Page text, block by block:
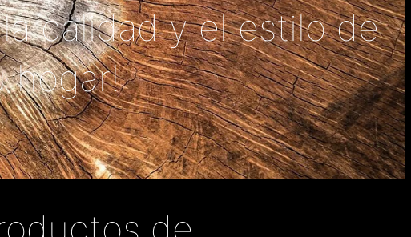
calidad y el estilo de
hogar!